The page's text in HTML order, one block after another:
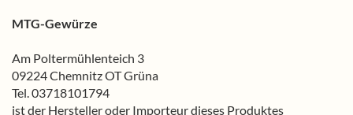
MTG-Gewürze
Am Poltermühlenteich 3
09224 Chemnitz OT Grüna
Tel. 03718101794
ist der Hersteller oder Importeur dieses Produktes